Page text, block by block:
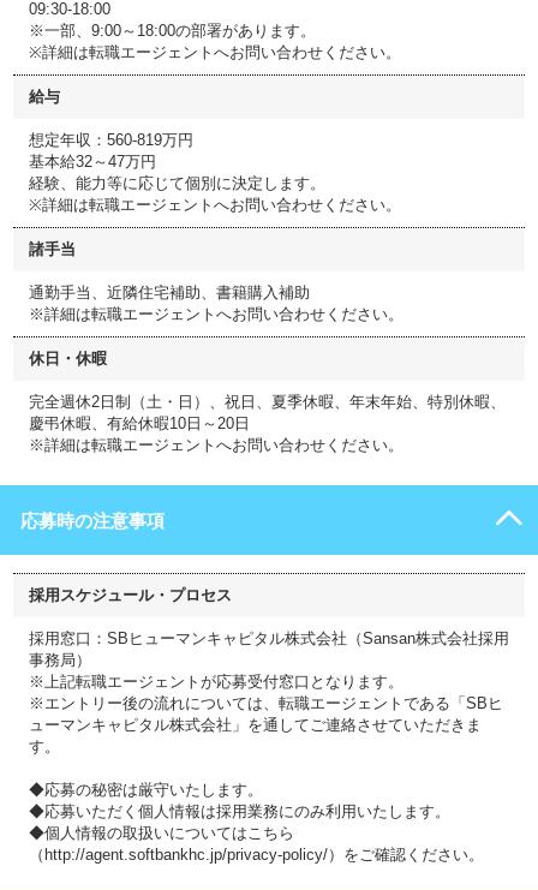
09:30-18:00
※一部、9:00～18:00の部署があります。
※詳細は転職エージェントへお問い合わせください。
給与
想定年収：560-819万円
基本給32～47万円
経験、能力等に応じて個別に決定します。
※詳細は転職エージェントへお問い合わせください。
諸手当
通勤手当、近隣住宅補助、書籍購入補助
※詳細は転職エージェントへお問い合わせください。
休日・休暇
完全週休2日制（土・日）、祝日、夏季休暇、年末年始、特別休暇、
慶弔休暇、有給休暇10日～20日
※詳細は転職エージェントへお問い合わせください。
応募時の注意事項
採用スケジュール・プロセス
採用窓口：SBヒューマンキャピタル株式会社（Sansan株式会社採用
事務局）
※上記転職エージェントが応募受付窓口となります。
※エントリー後の流れについては、転職エージェントである「SBヒ
ューマンキャピタル株式会社」を通してご連絡させていただきま
す。
◆応募の秘密は厳守いたします。
◆応募いただく個人情報は採用業務にのみ利用いたします。
◆個人情報の取扱いについてはこちら
（http://agent.softbankhc.jp/privacy-policy/）をご確認ください。